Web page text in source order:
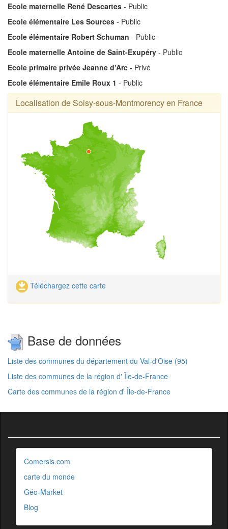
Ecole maternelle René Descartes - Public
Ecole élémentaire Les Sources - Public
Ecole élémentaire Robert Schuman - Public
Ecole maternelle Antoine de Saint-Exupéry - Public
Ecole primaire privée Jeanne d'Arc - Privé
Ecole élémentaire Emile Roux 1 - Public
Localisation de Soisy-sous-Montmorency en France
Téléchargez cette carte
Base de données
Liste des communes du département du Val-d'Oise (95)
Liste des communes de la région d' Île-de-France
Carte des communes de la région d' Île-de-France
Comersis.com
carte du monde
Géo-Market
Blog